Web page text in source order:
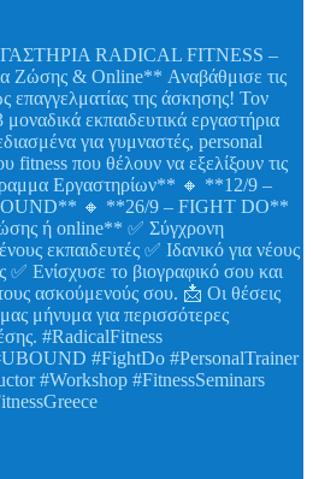
RADICAL FITNESS –
& Online** Αναβάθμισε τις
επαγγελματίας της άσκησης! Τον
εκπαιδευτικά εργαστήρια
για γυμναστές, personal
fitness που θέλουν να εξελίξουν τις
Εργαστηρίων** 🔸 **12/9 –
🔸 **26/9 – FIGHT DO**
ή online** ✅ Σύγχρονη
εκπαιδευτές ✅ Ιδανικό για νέους
✅ Ενίσχυσε το βιογραφικό σου και
ασκούμενούς σου. 📩 Οι θέσεις
μήνυμα για περισσότερες
#RadicalFitness
#FightDo #PersonalTrainer
#Workshop #FitnessSeminars